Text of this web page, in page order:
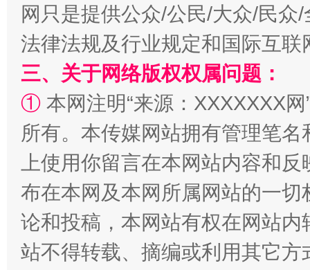
阿坝州三大球赛在茂县开幕 规模
网只是提供公众/公民/大众/民
法律法规及行业规定和国际互
三、关于网络版权权属问题：
① 本网注明“来源：XXXXXXX
所有。本传媒网站拥有管理笔
上使用你留言在本网站内容和
布在本网及本网所属网站的一
论和投稿，本网站有权在网站
站不得转载、摘编或利用其它